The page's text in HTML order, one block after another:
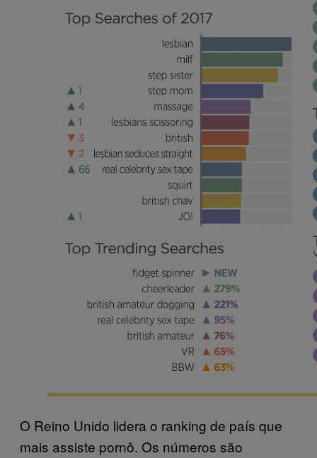
O Reino Unido lidera o ranking de país que
mais assiste pornô. Os números são